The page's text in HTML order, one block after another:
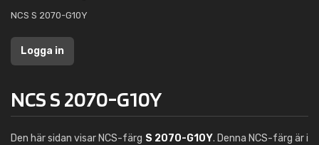
NCS S 2070-G10Y
Logga in
NCS S 2070-G10Y
Den här sidan visar NCS-färg S 2070-G10Y. Denna NCS-färg är i